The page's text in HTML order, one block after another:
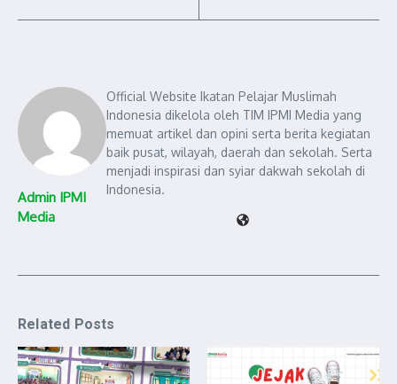
Admin IPMI
Media
Official Website Ikatan Pelajar Muslimah
Indonesia dikelola oleh TIM IPMI Media yang
memuat artikel dan opini serta berita kegiatan
baik pusat, wilayah, daerah dan sekolah. Serta
menjadi inspirasi dan syiar dakwah sekolah di
Indonesia.
Related Posts